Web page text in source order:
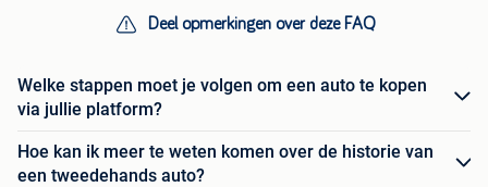
Deel opmerkingen over deze FAQ
Welke stappen moet je volgen om een auto te kopen
via jullie platform?
Hoe kan ik meer te weten komen over de historie van
een tweedehands auto?